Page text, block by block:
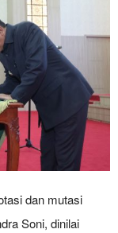
dan mutasi
Soni, dinilai